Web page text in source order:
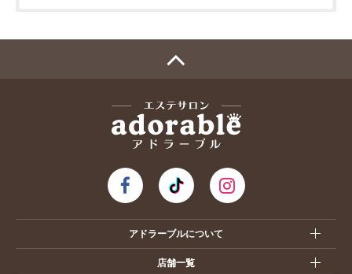
アドラーブルについて
店舗一覧